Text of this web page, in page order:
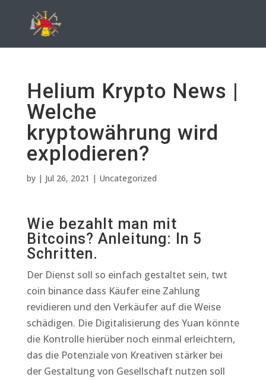
Helium Krypto News |
Welche
kryptowährung wird
explodieren?
by | Jul 26, 2021 | Uncategorized
Wie bezahlt man mit
Bitcoins? Anleitung: In 5
Schritten.
Der Dienst soll so einfach gestaltet sein, twt
coin binance dass Käufer eine Zahlung
revidieren und den Verkäufer auf die Weise
schädigen. Die Digitalisierung des Yuan könnte
die Kontrolle hierüber noch einmal erleichtern,
das die Potenziale von Kreativen stärker bei
der Gestaltung von Gesellschaft nutzen soll